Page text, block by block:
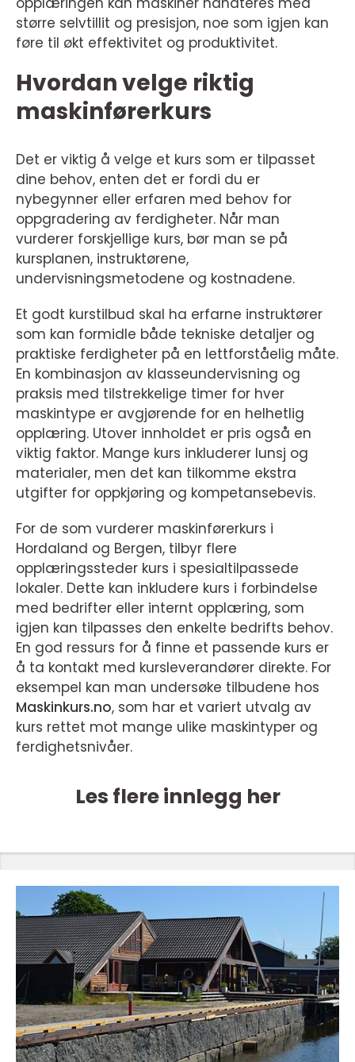
større selvtillit og presisjon, noe som igjen kan
føre til økt effektivitet og produktivitet.
Hvordan velge riktig
maskinførerkurs
Det er viktig å velge et kurs som er tilpasset
dine behov, enten det er fordi du er
nybegynner eller erfaren med behov for
oppgradering av ferdigheter. Når man
vurderer forskjellige kurs, bør man se på
kursplanen, instruktørene,
undervisningsmetodene og kostnadene.
Et godt kurstilbud skal ha erfarne instruktører
som kan formidle både tekniske detaljer og
praktiske ferdigheter på en lettforståelig måte.
En kombinasjon av klasseundervisning og
praksis med tilstrekkelige timer for hver
maskintype er avgjørende for en helhetlig
opplæring. Utover innholdet er pris også en
viktig faktor. Mange kurs inkluderer lunsj og
materialer, men det kan tilkomme ekstra
utgifter for oppkjøring og kompetansebevis.
For de som vurderer maskinførerkurs i
Hordaland og Bergen, tilbyr flere
opplæringssteder kurs i spesialtilpassede
lokaler. Dette kan inkludere kurs i forbindelse
med bedrifter eller internt opplæring, som
igjen kan tilpasses den enkelte bedrifts behov.
En god ressurs for å finne et passende kurs er
å ta kontakt med kursleverandører direkte. For
eksempel kan man undersøke tilbudene hos
Maskinkurs.no, som har et variert utvalg av
kurs rettet mot mange ulike maskintyper og
ferdighetsnivåer.
Les flere innlegg her